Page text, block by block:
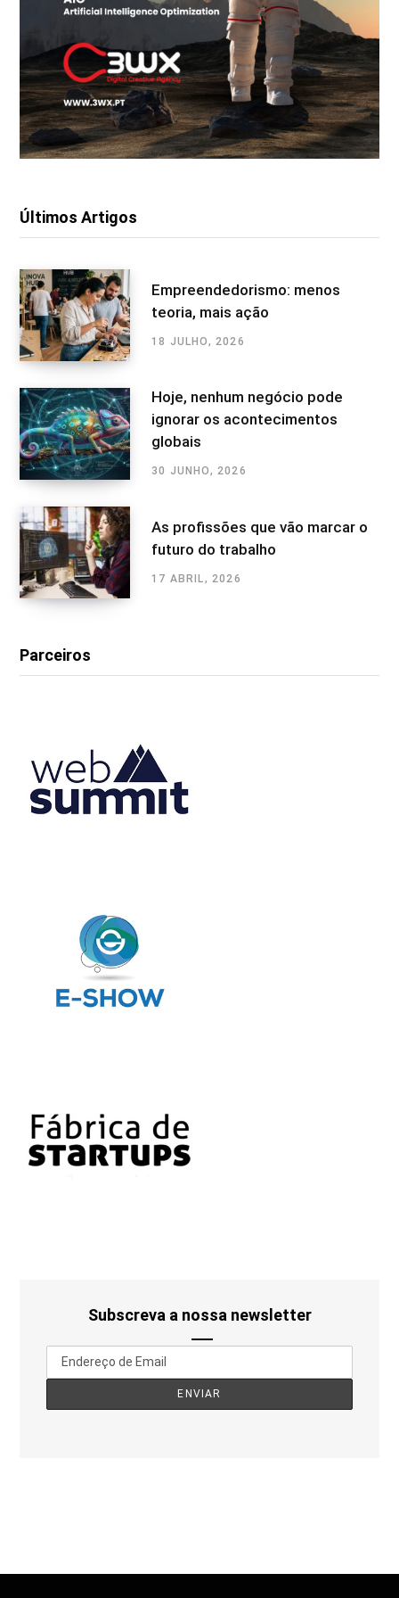
Últimos Artigos
Empreendedorismo: menos
teoria, mais ação
18 JULHO, 2026
Hoje, nenhum negócio pode
ignorar os acontecimentos
globais
30 JUNHO, 2026
As profissões que vão marcar o
futuro do trabalho
17 ABRIL, 2026
Parceiros
Subscreva a nossa newsletter